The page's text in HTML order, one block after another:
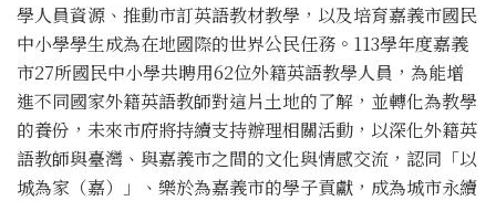
學人員資源、推動市訂英語教材教學，以及培育嘉義市國民
中小學學生成為在地國際的世界公民任務。113學年度嘉義
市27所國民中小學共聘用62位外籍英語教學人員，為能增
進不同國家外籍英語教師對這片土地的了解，並轉化為教學
的養份，未來市府將持續支持辦理相關活動，以深化外籍英
語教師與臺灣、與嘉義市之間的文化與情感交流，認同「以
城為家（嘉）」、樂於為嘉義市的學子貢獻，成為城市永續